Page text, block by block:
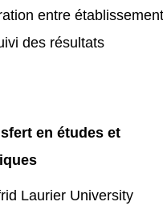
entre
des résultats
en études et
Laurier University